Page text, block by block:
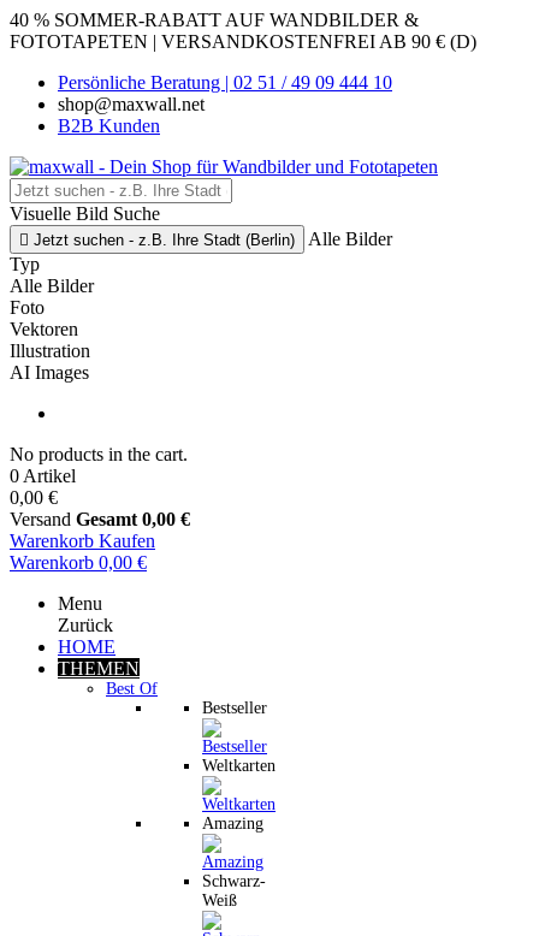
40 % SOMMER-RABATT AUF WANDBILDER &
FOTOTAPETEN | VERSANDKOSTENFREI AB 90 € (D)
Persönliche Beratung | 02 51 / 49 09 444 10
shop@maxwall.net
B2B Kunden
Visuelle Bild Suche
 Jetzt suchen - z.B. Ihre Stadt (Berlin)
Alle Bilder
Typ
Alle Bilder
Foto
Vektoren
Illustration
AI Images
No products in the cart.
0 Artikel
0,00 €
Versand Gesamt 0,00 €
Warenkorb Kaufen
Warenkorb 0,00 €
Menu
Zurück
HOME
THEMEN
Best Of
Bestseller
Weltkarten
Amazing
Schwarz-
Weiß